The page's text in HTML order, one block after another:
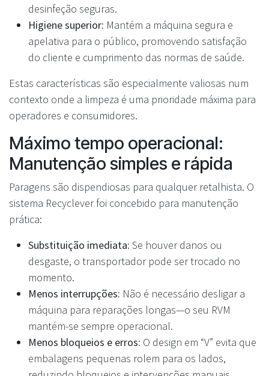
desinfeção seguras.
Higiene superior: Mantém a máquina segura e
apelativa para o público, promovendo satisfação
do cliente e cumprimento das normas de saúde.
Estas características são especialmente valiosas num
contexto onde a limpeza é uma prioridade máxima para
operadores e consumidores.
Máximo tempo operacional:
Manutenção simples e rápida
Paragens são dispendiosas para qualquer retalhista. O
sistema Recyclever foi concebido para manutenção
prática:
Substituição imediata: Se houver danos ou
desgaste, o transportador pode ser trocado no
momento.
Menos interrupções: Não é necessário desligar a
máquina para reparações longas—o seu RVM
mantém-se sempre operacional.
Menos bloqueios e erros: O design em “V” evita que
embalagens pequenas rolem para os lados,